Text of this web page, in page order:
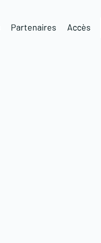
Partenaires Accès